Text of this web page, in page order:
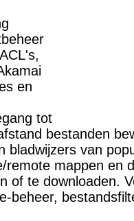
en
tot
bestanden
bladwijzers van
remote mappen en
of te downloaden.
beheer,